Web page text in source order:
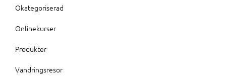
Okategoriserad
Onlinekurser
Produkter
Vandringsresor